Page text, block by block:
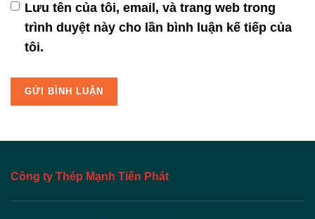
Lưu tên của tôi, email, và trang web trong
trình duyệt này cho lần bình luận kế tiếp của
tôi.
Công ty Thép Mạnh Tiến Phát